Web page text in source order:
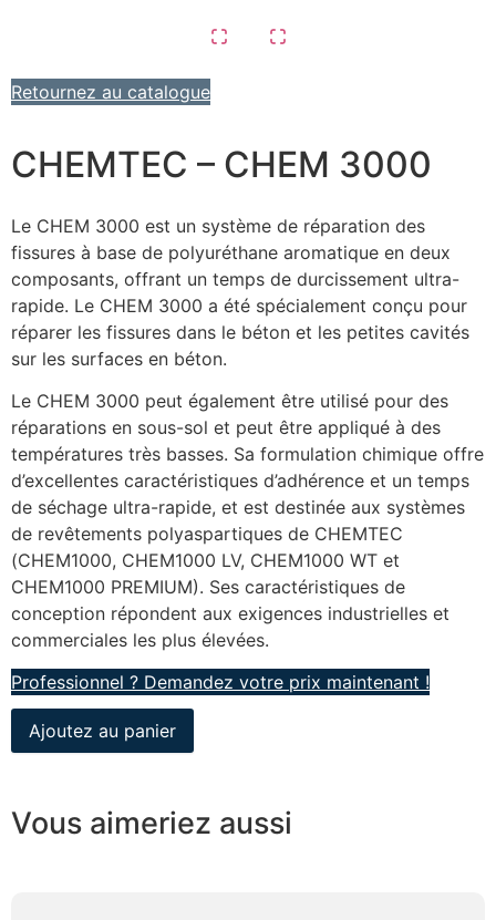
Retournez au catalogue
CHEMTEC – CHEM 3000
Le CHEM 3000 est un système de réparation des
fissures à base de polyuréthane aromatique en deux
composants, offrant un temps de durcissement ultra-
rapide. Le CHEM 3000 a été spécialement conçu pour
réparer les fissures dans le béton et les petites cavités
sur les surfaces en béton.
Le CHEM 3000 peut également être utilisé pour des
réparations en sous-sol et peut être appliqué à des
températures très basses. Sa formulation chimique offre
d’excellentes caractéristiques d’adhérence et un temps
de séchage ultra-rapide, et est destinée aux systèmes
de revêtements polyaspartiques de CHEMTEC
(CHEM1000, CHEM1000 LV, CHEM1000 WT et
CHEM1000 PREMIUM). Ses caractéristiques de
conception répondent aux exigences industrielles et
commerciales les plus élevées.
Professionnel ? Demandez votre prix maintenant !
Ajoutez au panier
Vous aimeriez aussi